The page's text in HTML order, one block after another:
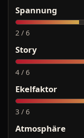
Spannung
2 / 6
Story
4 / 6
Ekelfaktor
3 / 6
Atmosphäre